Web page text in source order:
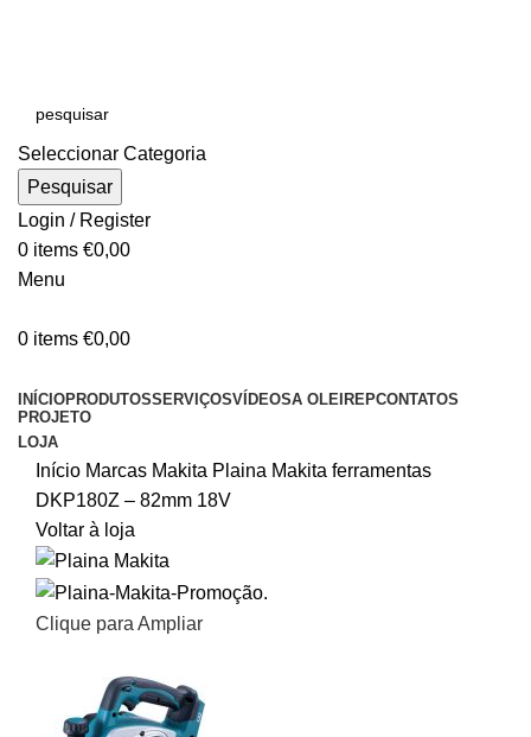
Seleccionar Categoria
Pesquisar
Login / Register
0 items €0,00
Menu
0 items €0,00
INÍCIOPRODUTOSSERVIÇOSVÍDEOSA OLEIREPCONTATOS
PROJETO
LOJA
Início Marcas Makita Plaina Makita ferramentas
DKP180Z – 82mm 18V
Voltar à loja
Clique para Ampliar